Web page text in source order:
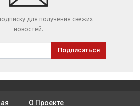
для получения свежих
новостей.
Подписаться
О Проекте